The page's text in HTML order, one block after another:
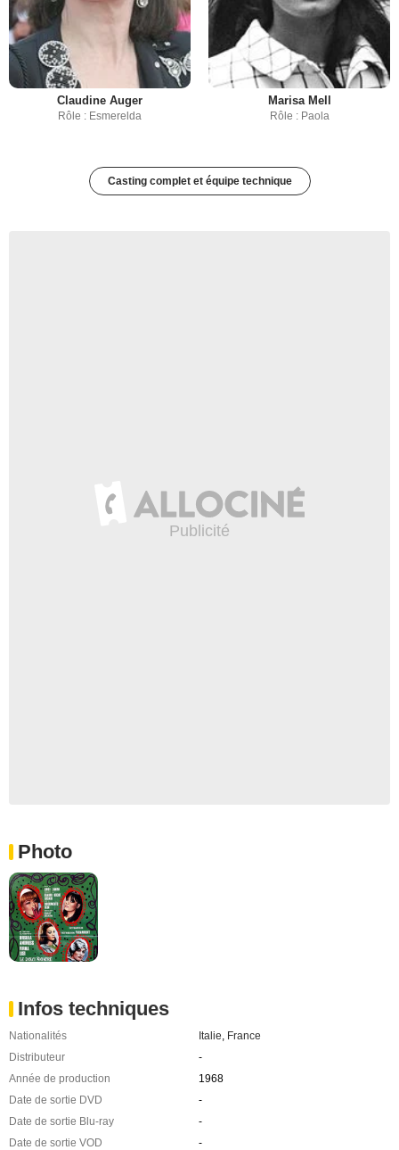
Claudine Auger
Rôle : Esmerelda
Marisa Mell
Rôle : Paola
Casting complet et équipe technique
Photo
Infos techniques
Nationalités Italie France
Distributeur
-
Année de production
1968
Date de sortie DVD
-
Date de sortie Blu-ray
-
Date de sortie VOD
-